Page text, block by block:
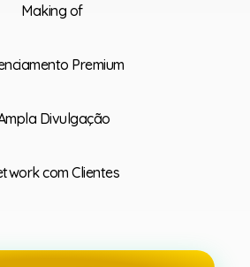
Making of
Premium
Divulgação
com Clientes